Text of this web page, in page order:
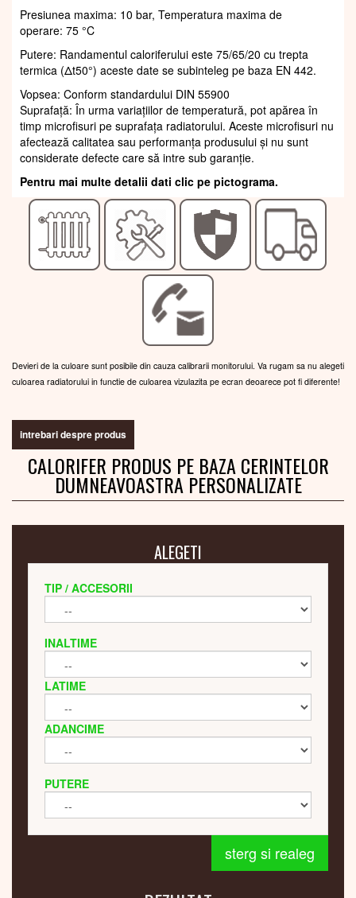
Presiunea maxima: 10 bar, Temperatura maxima de
operare: 75 °C
Putere: Randamentul caloriferului este 75/65/20 cu trepta
termica (Δt50°) aceste date se subinteleg pe baza EN 442.
Vopsea: Conform standardului DIN 55900
Suprafaţă: În urma variațiilor de temperatură, pot apărea în
timp microfisuri pe suprafața radiatorului. Aceste microfisuri nu
afectează calitatea sau performanța produsului și nu sunt
considerate defecte care să intre sub garanție.
Pentru mai multe detalii dati clic pe pictograma.
Devieri de la culoare sunt posibile din cauza calibrarii monitorului. Va rugam sa nu alegeti
culoarea radiatorului in functie de culoarea vizulazita pe ecran deoarece pot fi diferente!
intrebari despre produs
CALORIFER PRODUS PE BAZA CERINTELOR
DUMNEAVOASTRA PERSONALIZATE
ALEGETI
TIP / ACCESORII
INALTIME
LATIME
ADANCIME
PUTERE
sterg si realeg